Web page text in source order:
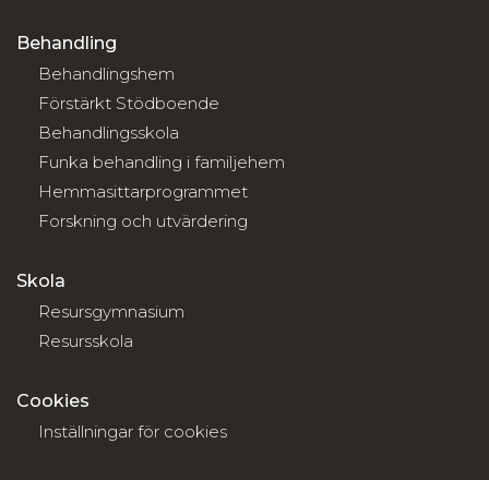
Behandling
Behandlingshem
Förstärkt Stödboende
Behandlingsskola
Funka behandling i familjehem
Hemmasittarprogrammet
Forskning och utvärdering
Skola
Resursgymnasium
Resursskola
Cookies
Inställningar för cookies